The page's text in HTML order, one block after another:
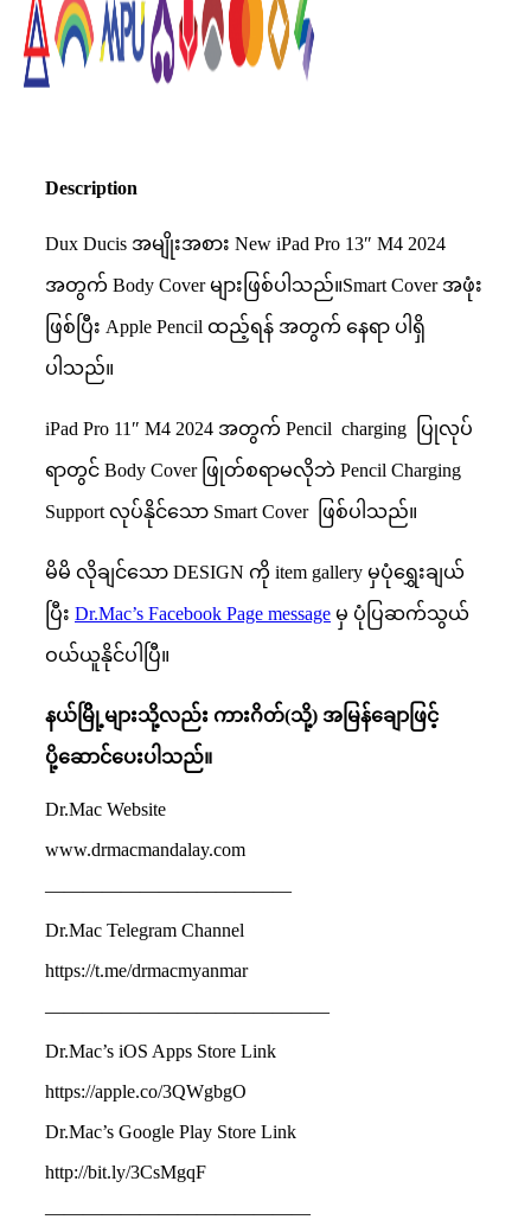
Description
Dux Ducis အမျိုးအစား New iPad Pro 13″ M4 2024
အတွက် Body Cover များဖြစ်ပါသည်။Smart Cover အဖုံး
ဖြစ်ပြီး Apple Pencil ထည့်ရန် အတွက် နေရာ ပါရှိ
ပါသည်။
iPad Pro 11″ M4 2024 အတွက် Pencil charging ပြုလုပ်
ရာတွင် Body Cover ဖြုတ်စရာမလိုဘဲ Pencil Charging
Support လုပ်နိုင်သော Smart Cover ဖြစ်ပါသည်။
မိမိ လိုချင်သော DESIGN ကို item gallery မှပုံရွှေးချယ်
ပြီး Dr.Mac’s Facebook Page message မှ ပုံပြဆက်သွယ်
ဝယ်ယူနိုင်ပါပြီ။
နယ်မြိို့များသို့လည်း ကားဂိတ်(သို့) အမြန်ချောဖြင့်
ပို့ဆောင်ပေးပါသည်။
Dr.Mac Website
www.drmacmandalay.com
—————————————
Dr.Mac Telegram Channel
https://t.me/drmacmyanmar
———————————————
Dr.Mac’s iOS Apps Store Link
https://apple.co/3QWgbgO
Dr.Mac’s Google Play Store Link
http://bit.ly/3CsMgqF
——————————————